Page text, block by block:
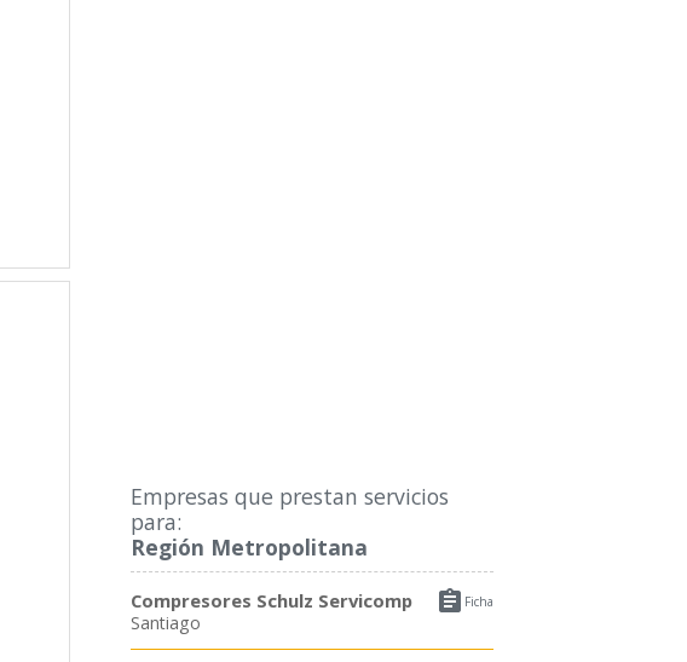
Empresas que prestan servicios
para:
Región Metropolitana
 Ficha
Compresores Schulz Servicomp
Santiago